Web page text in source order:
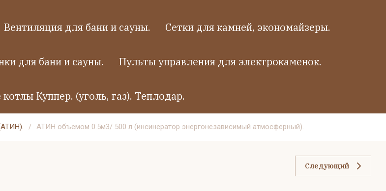
Вентиляция для бани и сауны. Сетки для камней, экономайзеры.
для бани и сауны. Пульты управления для электрокаменок.
Куппер. (уголь, газ). Теплодар.
/ АТИН объемом 0.5м3/ 500 л (инсинератор энергонезависимый атмосферный).
Следующий